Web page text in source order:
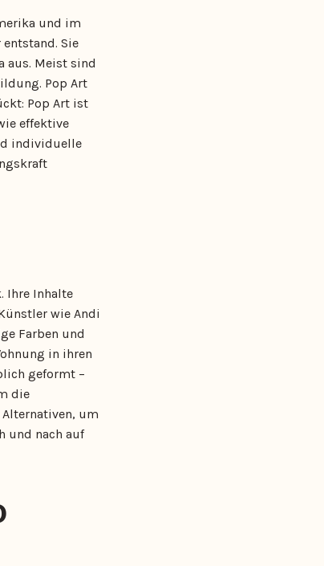
und im
Sie
aus. Meist sind
Pop Art
Pop Art ist
effektive
individuelle
Ihre Inhalte
wie Andi
Farben und
in ihren
geformt –
die
um
und nach auf